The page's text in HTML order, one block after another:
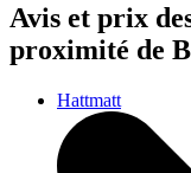
Avis et prix
proximité de
Hattmatt